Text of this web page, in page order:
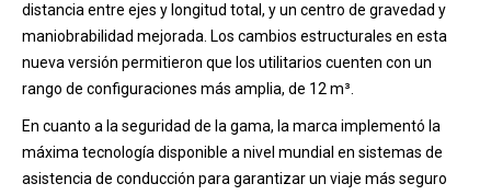
distancia entre ejes y longitud total, y un centro de gravedad y
maniobrabilidad mejorada. Los cambios estructurales en esta
nueva versión permitieron que los utilitarios cuenten con un
rango de configuraciones más amplia, de 12 m³.
En cuanto a la seguridad de la gama, la marca implementó la
máxima tecnología disponible a nivel mundial en sistemas de
asistencia de conducción para garantizar un viaje más seguro